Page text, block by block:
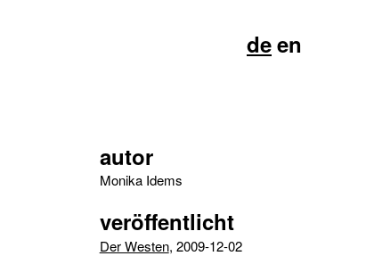
deen
autor
Monika Idems
veröffentlicht
Der Westen, 2009-12-02